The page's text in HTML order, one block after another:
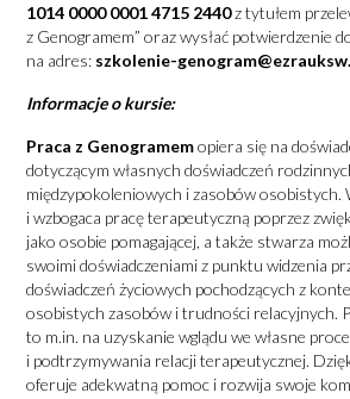
1014 0000 0001 4715 2440z tytułem
z Genogramem” oraz wysłać potwierdzenie
na adres: szkolenie-
Informacje o kursie:
Praca z Genogramemopiera się na
dotyczącym własnych doświadczeń
międzypokoleniowych i zasobów osobistych.
i wzbogaca pracę terapeutyczną poprzez
jako osobie pomagającej, a także stwarza
swoimi doświadczeniami z punktu widzenia
doświadczeń życiowych pochodzących z
osobistych zasobów i trudności relacyjnych.
to m.in. na uzyskanie wglądu we własne
i podtrzymywania relacji terapeutycznej.
oferuje adekwatną pomoc i rozwija swoje